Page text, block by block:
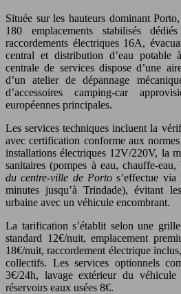
Située sur les hauteurs dominant
180 emplacements stabilisés
raccordements électriques 16A,
central et distribution d’eau potable
centrale de services dispose d’une
d’un atelier de dépannage
d’accessoires camping-car
européennes principales.
Les services techniques incluent la
avec certification conforme aux
installations électriques 12V/220V, la
sanitaires (pompes à eau, chauffe-eau,
du centre-ville de Porto s’effectue
minutes jusqu’à Trindade), évitant
urbaine avec un véhicule encombrant.
La tarification s’établit selon une
standard 12€/nuit, emplacement
18€/nuit, raccordement électrique
collectifs. Les services optionnels
3€/24h, lavage extérieur du
réservoirs eaux usées 8€.